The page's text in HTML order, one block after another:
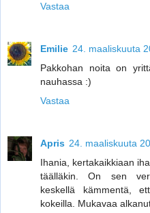
Vastaa
Emilie 24. maaliskuuta
Pakkohan noita on
nauhassa :)
Vastaa
Apris 24. maaliskuuta
Ihania, kertakaikkiaan
täälläkin. On sen
keskellä kämmentä,
kokeilla. Mukavaa